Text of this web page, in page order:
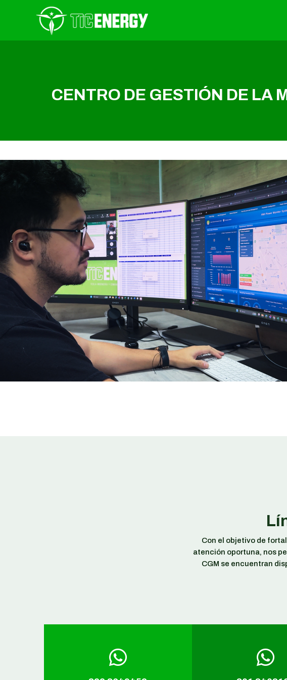
CENTRO DE GESTIÓN DE LA
Con el objetivo de
atención oportuna, nos
CGM se encuentran